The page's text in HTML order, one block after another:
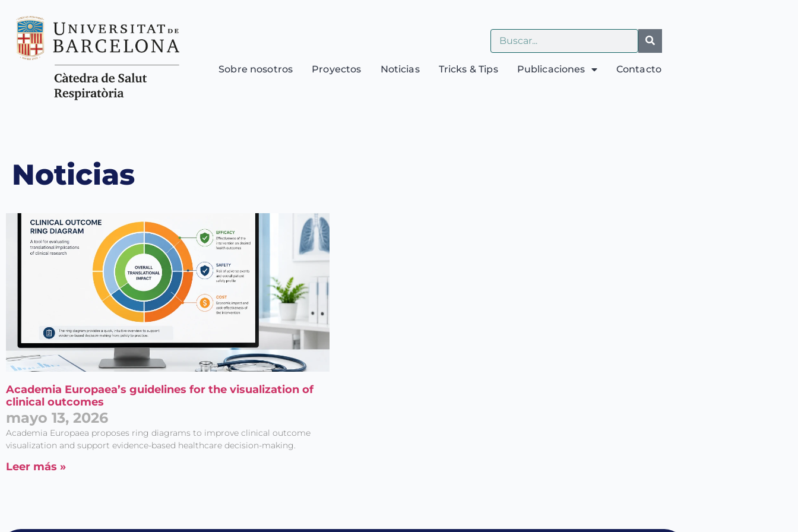
Sobre nosotros Proyectos Noticias Tricks & Tips Publicaciones Contacto
Noticias
Academia Europaea’s guidelines for the visualization of
clinical outcomes
mayo 13, 2026
Academia Europaea proposes ring diagrams to improve clinical outcome
visualization and support evidence-based healthcare decision-making.
Leer más »